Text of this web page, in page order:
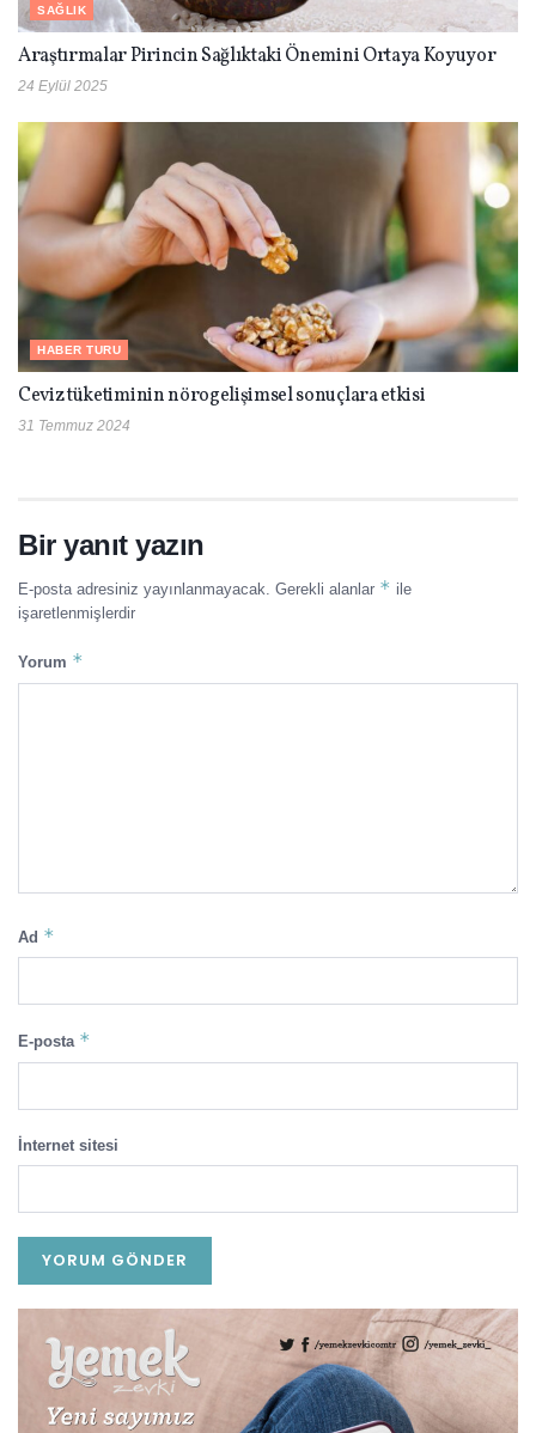
SAĞLIK
Araştırmalar Pirincin Sağlıktaki Önemini Ortaya Koyuyor
24 Eylül 2025
HABER TURU
Ceviz tüketiminin nörogelişimsel sonuçlara etkisi
31 Temmuz 2024
Bir yanıt yazın
E-posta adresiniz yayınlanmayacak. Gerekli alanlar * ile
işaretlenmişlerdir
Yorum *
Ad *
E-posta *
İnternet sitesi